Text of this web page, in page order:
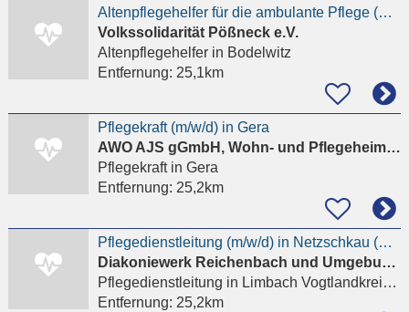
Altenpflegehelfer für die ambulante Pflege (m/w/d) in Neustadt/Orla im 2-Schicht-System gesucht !
Volkssolidarität Pößneck e.V.
Altenpflegehelferin Bodelwitz
Entfernung: 25,1km
Pflegekraft (m/w/d) in Gera
AWO AJS gGmbH, Wohn- und Pflegeheim für Menschen mit psychischer Behinderung
Pflegekraftin Gera
Entfernung: 25,2km
Pflegedienstleitung (m/w/d) in Netzschkau (Vogtlandkreis) gesucht!
Diakoniewerk Reichenbach und Umgebung GmbH
Pflegedienstleitung in Limbach Vogtlandkreis, Reichenbach
Entfernung: 25,2km